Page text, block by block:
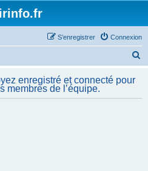
Connexion
S’enregistrer
h
enregistré et connecté pour
membres de l’équipe.